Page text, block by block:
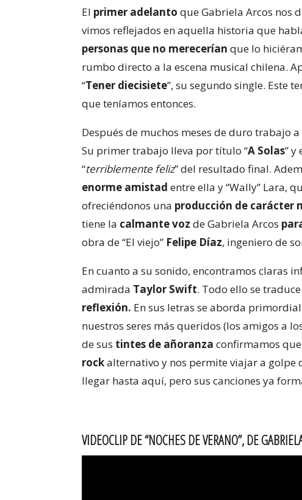
El primer adelanto que Gabriela Arcos nos
vimos reflejados en aquella historia que
personas que no merecerían que lo
rumbo directo a la escena musical chilena.
“Tener diecisiete”, su segundo single. Este
que teníamos entonces.
Después de muchos meses de duro trabajo
Su primer trabajo lleva por título “A Solas” y
“terriblemente feliz” del resultado final.
enorme amistad entre ella y “Wally” Lara,
ofreciéndonos una producción de carácter
tiene la calmante voz de Gabriela Arcos
obra de “El viejo” Felipe Díaz, ingeniero de
En cuanto a su sonido, encontramos claras
admirada Taylor Swift. Todo ello se
reflexión. En sus letras se aborda
nuestros seres más queridos (los amigos a
de sus tintes de añoranzaconfirmamos
rockalternativo y nos permite viajar a golpe
llegar hasta aquí, pero sus canciones ya
VIDEOCLIP DE “NOCHES DE VERANO”, DE